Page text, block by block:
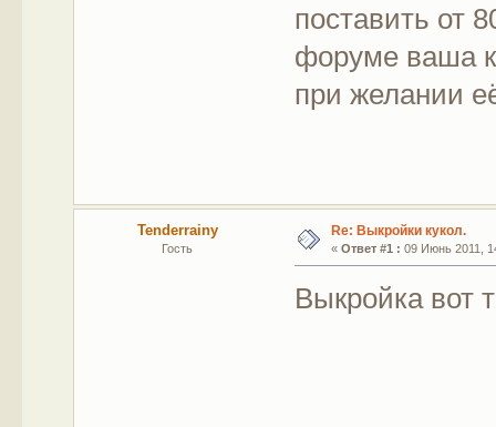
поставить от
форуме ваша
при желании
Tenderrainy
Гость
Re: Выкройки кукол.
« Ответ #1 : 09 Июнь 2011,
Выкройка вот